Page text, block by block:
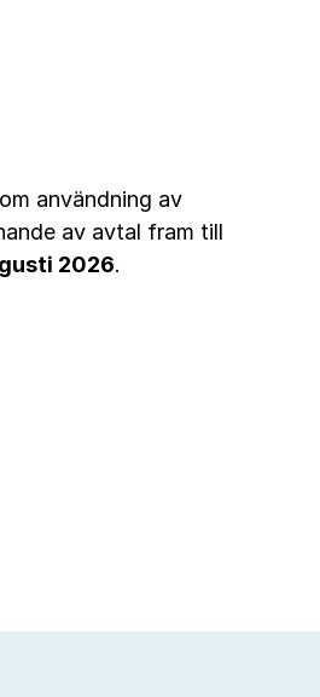
användning av
av avtal fram till
2026.